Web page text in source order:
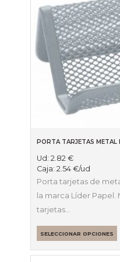
PORTA TARJETAS METAL
Ud:2.82€
Caja:2.54€/ud
Porta tarjetas de
la marca Líder Papel.
tarjetas…
SELECCIONAR OPCIONES